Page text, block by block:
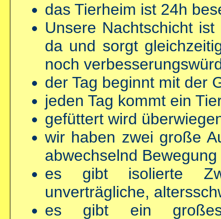
das Tierheim ist 24h
Unsere Nachtschicht
da und sorgt
noch
der Tag beginnt mit der
jeden Tag kommt ein
gefüttert wird
wir haben zwei große
abwechselnd
es gibt isolierte
unverträgliche,
es gibt ein großes